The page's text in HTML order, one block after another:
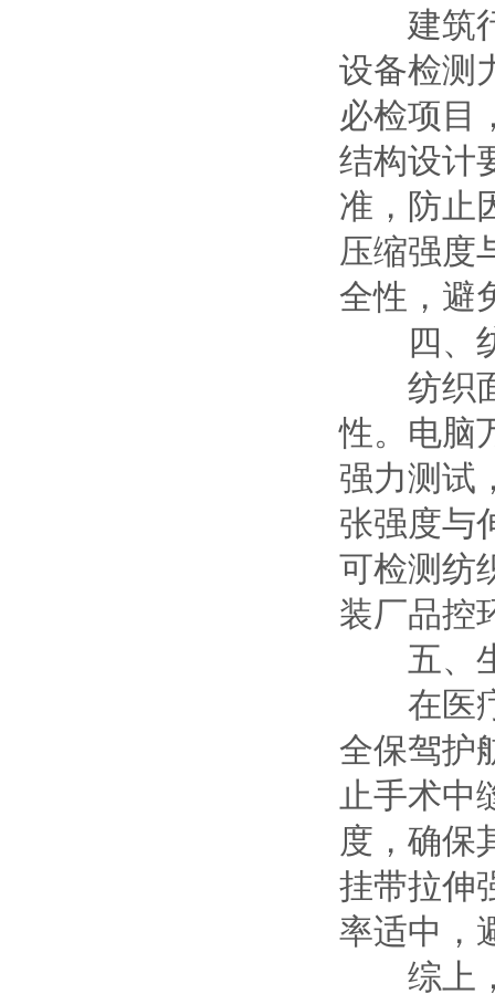
建筑行
设备检测
必检项目
结构设计
准，防止
压缩强度
全性，避
四、纺
纺织面
性。电脑
强力测试
张强度与
可检测纺
装厂品控
五、生
在医疗
全保驾护
止手术中
度，确保
挂带拉伸
率适中，
综上，